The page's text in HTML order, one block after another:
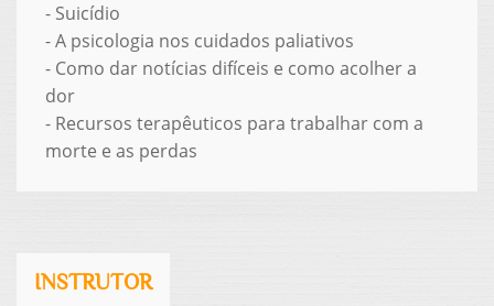
- Suicídio
- A psicologia nos cuidados paliativos
- Como dar notícias difíceis e como acolher a
dor
- Recursos terapêuticos para trabalhar com a
morte e as perdas
INSTRUTOR